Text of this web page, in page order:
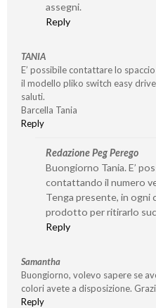
assegni.
Reply
TANIA
E’ possibile contattare lo
il modello pliko switch easy
saluti.
Barcella Tania
Reply
Redazione Peg Perego
Buongiorno Tania. E’
contattando il numero
Tenga presente, in ogni
prodotto per ritirarlo
Reply
Samantha
Buongiorno, volevo sapere se
colori avete a disposizione.
Reply